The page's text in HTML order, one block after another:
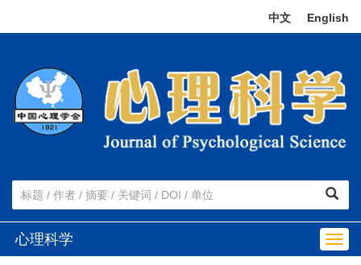
中文 English
心理科学